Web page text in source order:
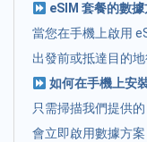
eSIM 套餐的數
當您在手機上啟用
出發前或抵達目的地
如何在手機上安
只需掃描我們提供
會立即啟用數據方